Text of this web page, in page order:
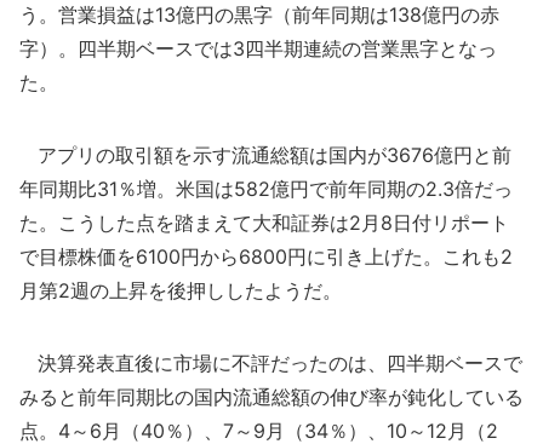
う。営業損益は13億円の黒字（前年同期は138億円の赤
字）。四半期ベースでは3四半期連続の営業黒字となっ
た。
アプリの取引額を示す流通総額は国内が3676億円と前
年同期比31％増。米国は582億円で前年同期の2.3倍だっ
た。こうした点を踏まえて大和証券は2月8日付リポート
で目標株価を6100円から6800円に引き上げた。これも2
月第2週の上昇を後押ししたようだ。
決算発表直後に市場に不評だったのは、四半期ベースで
みると前年同期比の国内流通総額の伸び率が鈍化している
点。4～6月（40％）、7～9月（34％）、10～12月（2